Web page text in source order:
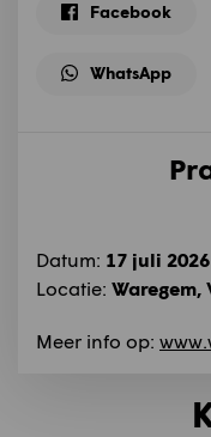
Facebook
WhatsApp
Datum: 17 juli 2026
Locatie: Waregem,
Meer info op: